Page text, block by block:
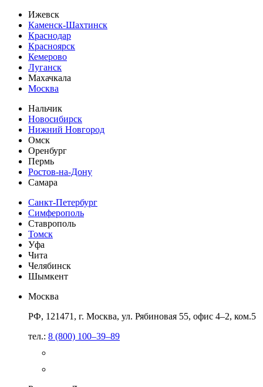
Ижевск
Каменск-Шахтинск
Краснодар
Красноярск
Кемерово
Луганск
Махачкала
Москва
Нальчик
Новосибирск
Нижний Новгород
Омск
Оренбург
Пермь
Ростов-на-Дону
Самара
Санкт-Петербург
Симферополь
Ставрополь
Томск
Уфа
Чита
Челябинск
Шымкент
Москва
РФ, 121471, г. Москва, ул. Рябиновая 55, офис 4–2, ком.5
тел.: 8 (800) 100–39–89